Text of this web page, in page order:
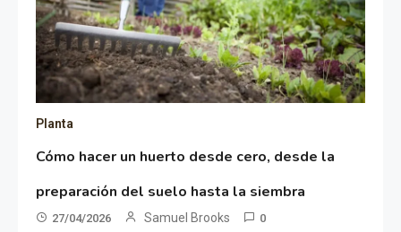
Planta
Cómo hacer un huerto desde cero, desde la
preparación del suelo hasta la siembra
27/04/2026 Samuel Brooks 0